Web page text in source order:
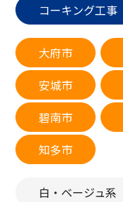
コーキング工事
大府市
安城市
碧南市
知多市
白・ベージュ系